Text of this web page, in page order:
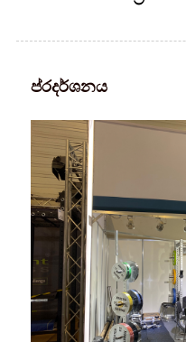
ප්රදර්ශනය